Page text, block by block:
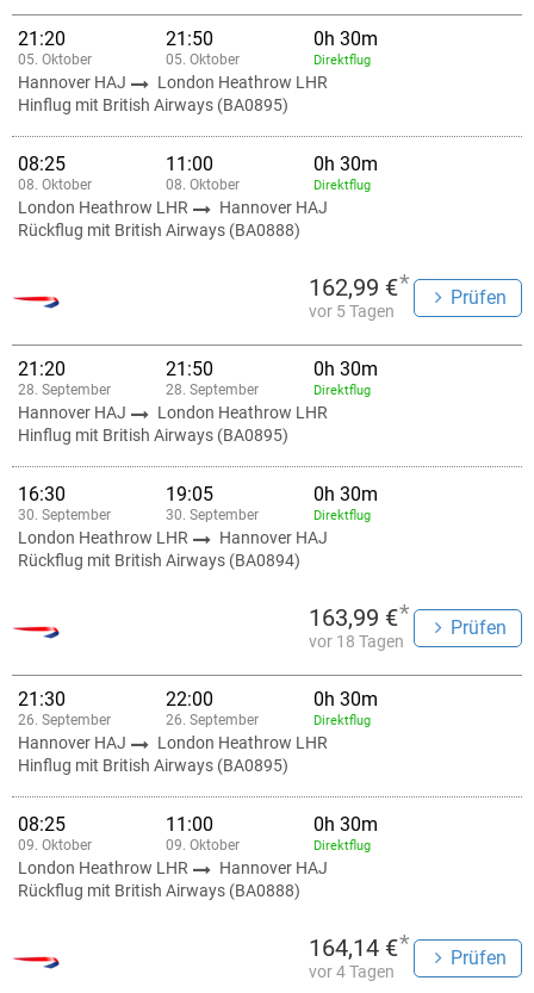
21:20
05. Oktober
21:50
05. Oktober
0h 30m
Direktflug
Hannover HAJ
London Heathrow LHR
Hinflug mit British Airways (BA0895)
08:25
08. Oktober
11:00
08. Oktober
0h 30m
Direktflug
London Heathrow LHR
Hannover HAJ
Rückflug mit British Airways (BA0888)
162,99 €*
vor 5 Tagen
Prüfen
21:20
28. September
21:50
28. September
0h 30m
Direktflug
Hannover HAJ
London Heathrow LHR
Hinflug mit British Airways (BA0895)
16:30
30. September
19:05
30. September
0h 30m
Direktflug
London Heathrow LHR
Hannover HAJ
Rückflug mit British Airways (BA0894)
163,99 €*
vor 18 Tagen
Prüfen
21:30
26. September
22:00
26. September
0h 30m
Direktflug
Hannover HAJ
London Heathrow LHR
Hinflug mit British Airways (BA0895)
08:25
09. Oktober
11:00
09. Oktober
0h 30m
Direktflug
London Heathrow LHR
Hannover HAJ
Rückflug mit British Airways (BA0888)
164,14 €*
vor 4 Tagen
Prüfen